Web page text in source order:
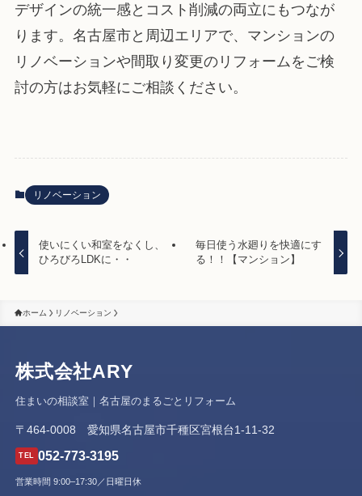
デザインの統一感とコスト削減の両立にもつなが
ります。名古屋市と周辺エリアで、マンションの
リノベーションや間取り変更のリフォームをご検
討の方はお気軽にご相談ください。
リノベーション
使いにくい和室をなくし、
ひろびろLDKに・・
毎日使う水廻りを快適にす
る！！【マンション】
ホーム リノベーション
株式会社ARY
住まいの相談室｜名古屋のまるごとリフォーム
〒464-0008 愛知県名古屋市千種区宮根台1-11-32
TEL 052-773-3195
営業時間 9:00–17:30／日曜日休